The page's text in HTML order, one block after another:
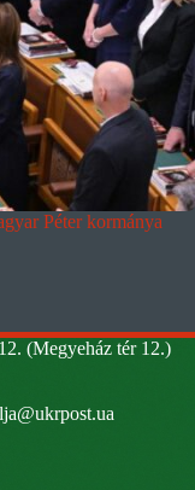
Péter kormánya
(Megyeház tér 12.)